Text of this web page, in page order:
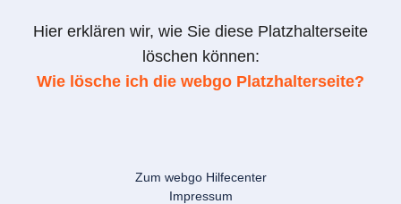
Hier erklären wir, wie Sie diese Platzhalterseite
löschen können:
Wie lösche ich die webgo Platzhalterseite?
Zum webgo Hilfecenter
Impressum